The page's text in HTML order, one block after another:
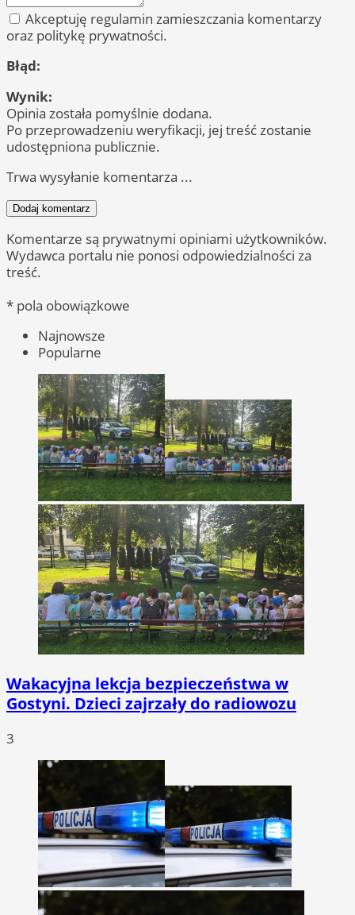
Akceptuję regulamin zamieszczania komentarzy
oraz politykę prywatności.
Błąd:
Wynik:
Opinia została pomyślnie dodana.
Po przeprowadzeniu weryfikacji, jej treść zostanie
udostępniona publicznie.
Trwa wysyłanie komentarza ...
Dodaj komentarz
Komentarze są prywatnymi opiniami użytkowników.
Wydawca portalu nie ponosi odpowiedzialności za
treść.
* pola obowiązkowe
Najnowsze
Popularne
Wakacyjna lekcja bezpieczeństwa w
Gostyni. Dzieci zajrzały do radiowozu
3